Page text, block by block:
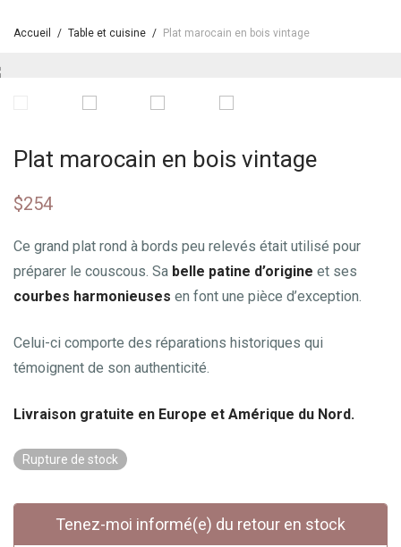
Accueil / Table et cuisine / Plat marocain en bois vintage
Plat marocain en bois vintage
$254
Ce grand plat rond à bords peu relevés était utilisé pour
préparer le couscous. Sa belle patine d’origine et ses
courbes harmonieuses en font une pièce d’exception.
Celui-ci comporte des réparations historiques qui
témoignent de son authenticité.
Livraison gratuite en Europe et Amérique du Nord.
Rupture de stock
Tenez-moi informé(e) du retour en stock